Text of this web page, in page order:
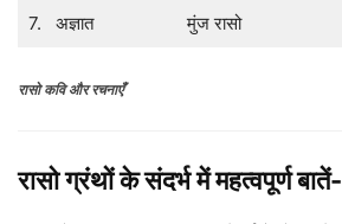
7. अज्ञात मुंज रासो
रासो कवि और रचनाएँ
रासो ग्रंथों के संदर्भ में महत्वपूर्ण बातें-